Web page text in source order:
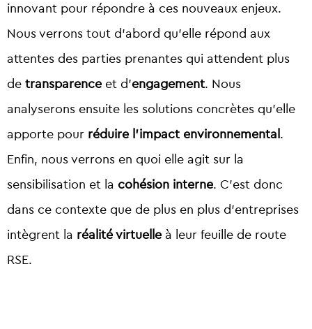
innovant pour répondre à ces nouveaux enjeux.
Nous verrons tout d’abord qu’elle répond aux
attentes des parties prenantes qui attendent plus
de transparence et d’engagement. Nous
analyserons ensuite les solutions concrètes qu’elle
apporte pour réduire l’impact environnemental .
Enfin, nous verrons en quoi elle agit sur la
sensibilisation et la cohésion interne. C’est donc
dans ce contexte que de plus en plus d’entreprises
intègrent la réalité virtuelle à leur feuille de route
RSE.